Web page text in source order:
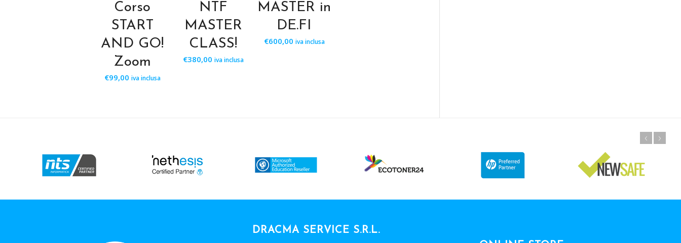
Corso
START
AND GO!
Zoom
€99,00 iva inclusa
NTF
MASTER
CLASS!
€380,00 iva inclusa
MASTER in
DE.FI
€600,00 iva inclusa
DRACMA SERVICE S.R.L.